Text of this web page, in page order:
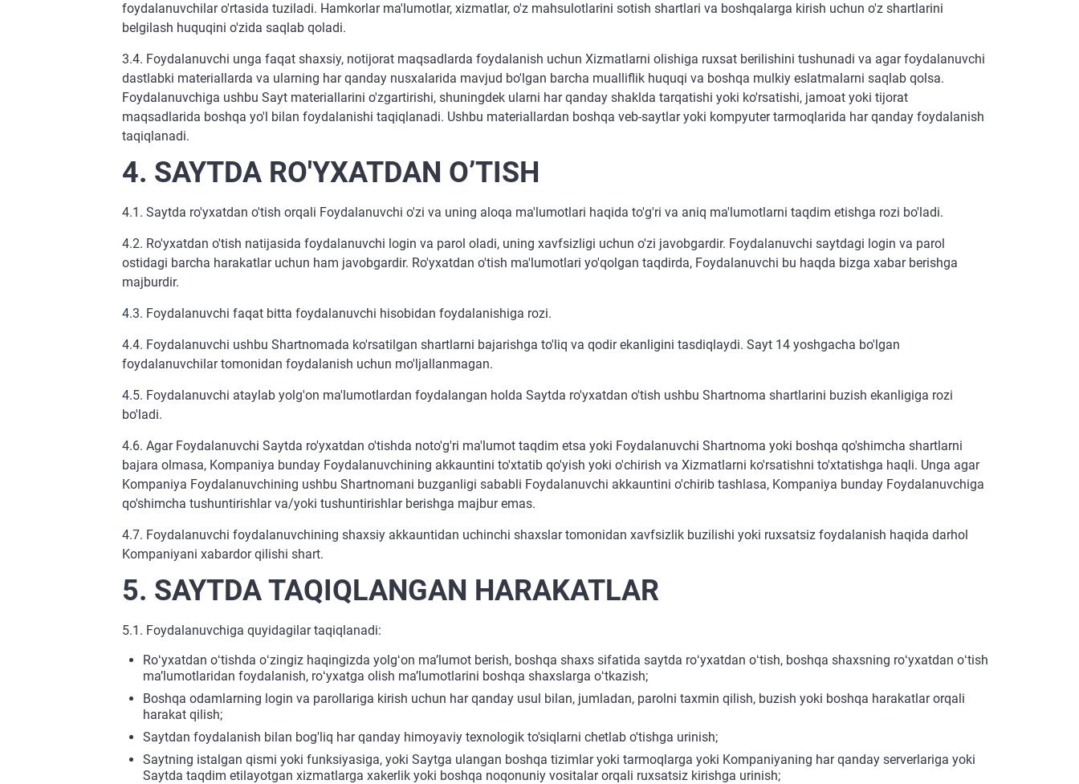
foydalanuvchilar o'rtasida tuziladi. Hamkorlar ma'lumotlar, xizmatlar, o'z mahsulotlarini sotish shartlari va boshqalarga kirish uchun o'z shartlarini
belgilash huquqini o'zida saqlab qoladi.
3.4. Foydalanuvchi unga faqat shaxsiy, notijorat maqsadlarda foydalanish uchun Xizmatlarni olishiga ruxsat berilishini tushunadi va agar foydalanuvchi
dastlabki materiallarda va ularning har qanday nusxalarida mavjud bo'lgan barcha mualliflik huquqi va boshqa mulkiy eslatmalarni saqlab qolsa.
Foydalanuvchiga ushbu Sayt materiallarini o'zgartirishi, shuningdek ularni har qanday shaklda tarqatishi yoki ko'rsatishi, jamoat yoki tijorat
maqsadlarida boshqa yo'l bilan foydalanishi taqiqlanadi. Ushbu materiallardan boshqa veb-saytlar yoki kompyuter tarmoqlarida har qanday foydalanish
taqiqlanadi.
4. SAYTDA RO'YXATDAN O’TISH
4.1. Saytda ro'yxatdan o'tish orqali Foydalanuvchi o'zi va uning aloqa ma'lumotlari haqida to'g'ri va aniq ma'lumotlarni taqdim etishga rozi bo'ladi.
4.2. Ro'yxatdan o'tish natijasida foydalanuvchi login va parol oladi, uning xavfsizligi uchun o'zi javobgardir. Foydalanuvchi saytdagi login va parol
ostidagi barcha harakatlar uchun ham javobgardir. Ro'yxatdan o'tish ma'lumotlari yo'qolgan taqdirda, Foydalanuvchi bu haqda bizga xabar berishga
majburdir.
4.3. Foydalanuvchi faqat bitta foydalanuvchi hisobidan foydalanishiga rozi.
4.4. Foydalanuvchi ushbu Shartnomada ko'rsatilgan shartlarni bajarishga to'liq va qodir ekanligini tasdiqlaydi. Sayt 14 yoshgacha bo'lgan
foydalanuvchilar tomonidan foydalanish uchun mo'ljallanmagan.
4.5. Foydalanuvchi ataylab yolg'on ma'lumotlardan foydalangan holda Saytda ro'yxatdan o'tish ushbu Shartnoma shartlarini buzish ekanligiga rozi
bo'ladi.
4.6. Agar Foydalanuvchi Saytda ro'yxatdan o'tishda noto'g'ri ma'lumot taqdim etsa yoki Foydalanuvchi Shartnoma yoki boshqa qo'shimcha shartlarni
bajara olmasa, Kompaniya bunday Foydalanuvchining akkauntini to'xtatib qo'yish yoki o'chirish va Xizmatlarni ko'rsatishni to'xtatishga haqli. Unga agar
Kompaniya Foydalanuvchining ushbu Shartnomani buzganligi sababli Foydalanuvchi akkauntini o'chirib tashlasa, Kompaniya bunday Foydalanuvchiga
qo'shimcha tushuntirishlar va/yoki tushuntirishlar berishga majbur emas.
4.7. Foydalanuvchi foydalanuvchining shaxsiy akkauntidan uchinchi shaxslar tomonidan xavfsizlik buzilishi yoki ruxsatsiz foydalanish haqida darhol
Kompaniyani xabardor qilishi shart.
5. SAYTDA TAQIQLANGAN HARAKATLAR
5.1. Foydalanuvchiga quyidagilar taqiqlanadi:
Roʻyxatdan oʻtishda oʻzingiz haqingizda yolgʻon maʼlumot berish, boshqa shaxs sifatida saytda roʻyxatdan oʻtish, boshqa shaxsning roʻyxatdan oʻtish
maʼlumotlaridan foydalanish, roʻyxatga olish maʼlumotlarini boshqa shaxslarga oʻtkazish;
Boshqa odamlarning login va parollariga kirish uchun har qanday usul bilan, jumladan, parolni taxmin qilish, buzish yoki boshqa harakatlar orqali
harakat qilish;
Saytdan foydalanish bilan bog'liq har qanday himoyaviy texnologik to'siqlarni chetlab o'tishga urinish;
Saytning istalgan qismi yoki funksiyasiga, yoki Saytga ulangan boshqa tizimlar yoki tarmoqlarga yoki Kompaniyaning har qanday serverlariga yoki
Saytda taqdim etilayotgan xizmatlarga xakerlik yoki boshqa noqonuniy vositalar orqali ruxsatsiz kirishga urinish;